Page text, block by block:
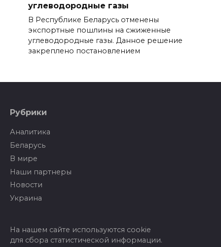
углеводородные газы
В Республике Беларусь отменены
экспортные пошлины на сжиженные
углеводородные газы. Данное решение
закреплено постановлением
Рубрики
Аналитика
Беларусь
В мире
Наши партнеры
Новости
Украина
На нашем сайте используются cookie
для сбора статистической информации.